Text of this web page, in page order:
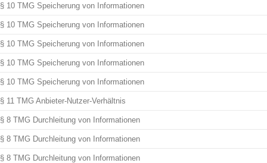
§ 10 TMG Speicherung von Informationen
§ 10 TMG Speicherung von Informationen
§ 10 TMG Speicherung von Informationen
§ 10 TMG Speicherung von Informationen
§ 10 TMG Speicherung von Informationen
§ 11 TMG Anbieter-Nutzer-Verhältnis
§ 8 TMG Durchleitung von Informationen
§ 8 TMG Durchleitung von Informationen
§ 8 TMG Durchleitung von Informationen